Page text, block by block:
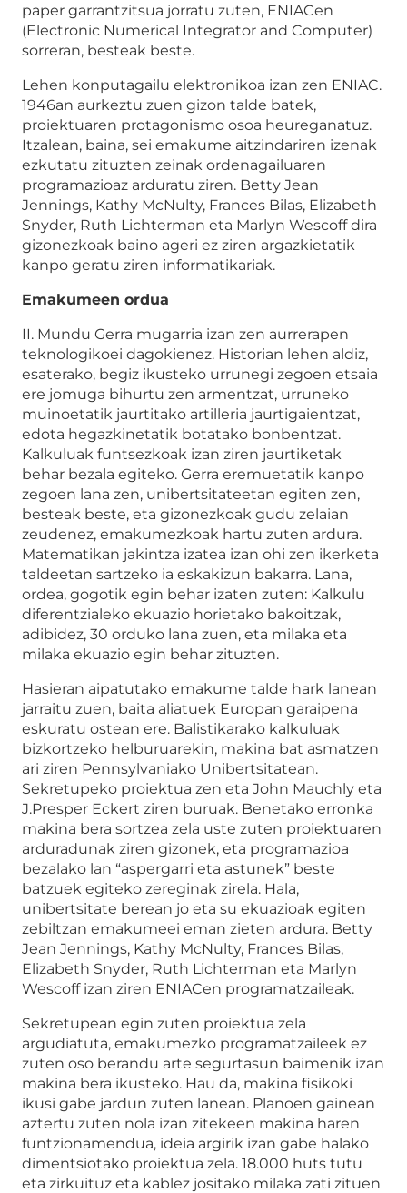
paper garrantzitsua jorratu zuten, ENIACen
(Electronic Numerical Integrator and Computer)
sorreran, besteak beste.
Lehen konputagailu elektronikoa izan zen ENIAC.
1946an aurkeztu zuen gizon talde batek,
proiektuaren protagonismo osoa heureganatuz.
Itzalean, baina, sei emakume aitzindariren izenak
ezkutatu zituzten zeinak ordenagailuaren
programazioaz arduratu ziren. Betty Jean
Jennings, Kathy McNulty, Frances Bilas, Elizabeth
Snyder, Ruth Lichterman eta Marlyn Wescoff dira
gizonezkoak baino ageri ez ziren argazkietatik
kanpo geratu ziren informatikariak.
Emakumeen ordua
II. Mundu Gerra mugarria izan zen aurrerapen
teknologikoei dagokienez. Historian lehen aldiz,
esaterako, begiz ikusteko urrunegi zegoen etsaia
ere jomuga bihurtu zen armentzat, urruneko
muinoetatik jaurtitako artilleria jaurtigaientzat,
edota hegazkinetatik botatako bonbentzat.
Kalkuluak funtsezkoak izan ziren jaurtiketak
behar bezala egiteko. Gerra eremuetatik kanpo
zegoen lana zen, unibertsitateetan egiten zen,
besteak beste, eta gizonezkoak gudu zelaian
zeudenez, emakumezkoak hartu zuten ardura.
Matematikan jakintza izatea izan ohi zen ikerketa
taldeetan sartzeko ia eskakizun bakarra. Lana,
ordea, gogotik egin behar izaten zuten: Kalkulu
diferentzialeko ekuazio horietako bakoitzak,
adibidez, 30 orduko lana zuen, eta milaka eta
milaka ekuazio egin behar zituzten.
Hasieran aipatutako emakume talde hark lanean
jarraitu zuen, baita aliatuek Europan garaipena
eskuratu ostean ere. Balistikarako kalkuluak
bizkortzeko helburuarekin, makina bat asmatzen
ari ziren Pennsylvaniako Unibertsitatean.
Sekretupeko proiektua zen eta John Mauchly eta
J.Presper Eckert ziren buruak. Benetako erronka
makina bera sortzea zela uste zuten proiektuaren
arduradunak ziren gizonek, eta programazioa
bezalako lan “aspergarri eta astunek” beste
batzuek egiteko zereginak zirela. Hala,
unibertsitate berean jo eta su ekuazioak egiten
zebiltzan emakumeei eman zieten ardura. Betty
Jean Jennings, Kathy McNulty, Frances Bilas,
Elizabeth Snyder, Ruth Lichterman eta Marlyn
Wescoff izan ziren ENIACen programatzaileak.
Sekretupean egin zuten proiektua zela
argudiatuta, emakumezko programatzaileek ez
zuten oso berandu arte segurtasun baimenik izan
makina bera ikusteko. Hau da, makina fisikoki
ikusi gabe jardun zuten lanean. Planoen gainean
aztertu zuten nola izan zitekeen makina haren
funtzionamendua, ideia argirik izan gabe halako
dimentsiotako proiektua zela. 18.000 huts tutu
eta zirkuituz eta kablez jositako milaka zati zituen